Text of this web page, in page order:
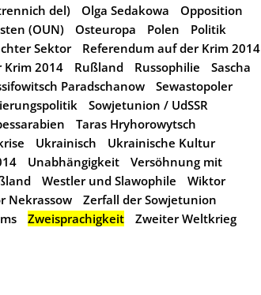
del)
Olga Sedakowa
Opposition
(OUN)
Osteuropa Polen
Politik
Sektor
Referendum auf der Krim 2014
Krim 2014 Rußland Russophilie
Sascha
Paradschanow
Sewastopoler
Sowjetunion / UdSSR
Taras Hryhorowytsch
Ukrainisch
Ukrainische Kultur
Unabhängigkeit
Versöhnung mit
Westler und Slawophile
Wiktor
Nekrassow
Zerfall der Sowjetunion
Zweisprachigkeit
Zweiter Weltkrieg